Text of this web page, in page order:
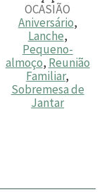
OCASIÃO
Aniversário,
Lanche,
Pequeno-
almoço, Reunião
Familiar,
Sobremesa de
Jantar